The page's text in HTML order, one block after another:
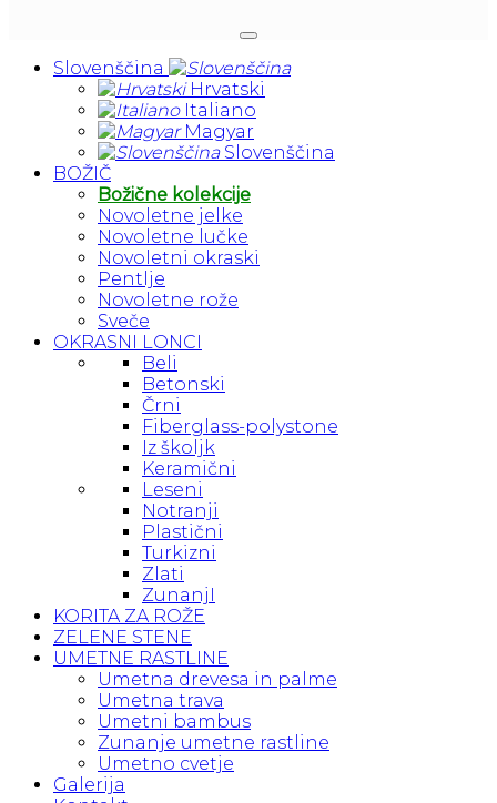
Slovenščina
Hrvatski
Italiano
Magyar
Slovenščina
BOŽIČ
Božične kolekcije
Novoletne jelke
Novoletne lučke
Novoletni okraski
Pentlje
Novoletne rože
Sveče
OKRASNI LONCI
Beli
Betonski
Črni
Fiberglass-polystone
Iz školjk
Keramični
Leseni
Notranji
Plastični
Turkizni
Zlati
ZunanjI
KORITA ZA ROŽE
ZELENE STENE
UMETNE RASTLINE
Umetna drevesa in palme
Umetna trava
Umetni bambus
Zunanje umetne rastline
Umetno cvetje
Galerija